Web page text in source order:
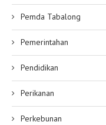
Pemda Tabalong
Pemerintahan
Pendidikan
Perikanan
Perkebunan